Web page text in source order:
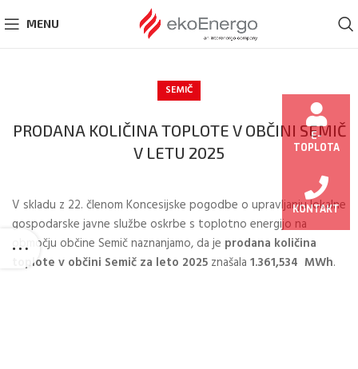
MENU
SEMIČ
PRODANA KOLIČINA TOPLOTE V OBČINI SEMIČ
V LETU 2025
V skladu z 22. členom Koncesijske pogodbe o upravljanju lokalne
gospodarske javne službe oskrbe s toplotno energijo na
območju občine Semič naznanjamo, da je prodana količina
toplote v občini Semič za leto 2025 znašala 1.361,534 MWh.
E-
TOPLOTA
KONTAKT